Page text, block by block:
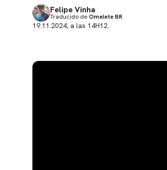
Felipe Vinha
Traducido deOmelete BR
19.11.2024, a las 14H12.